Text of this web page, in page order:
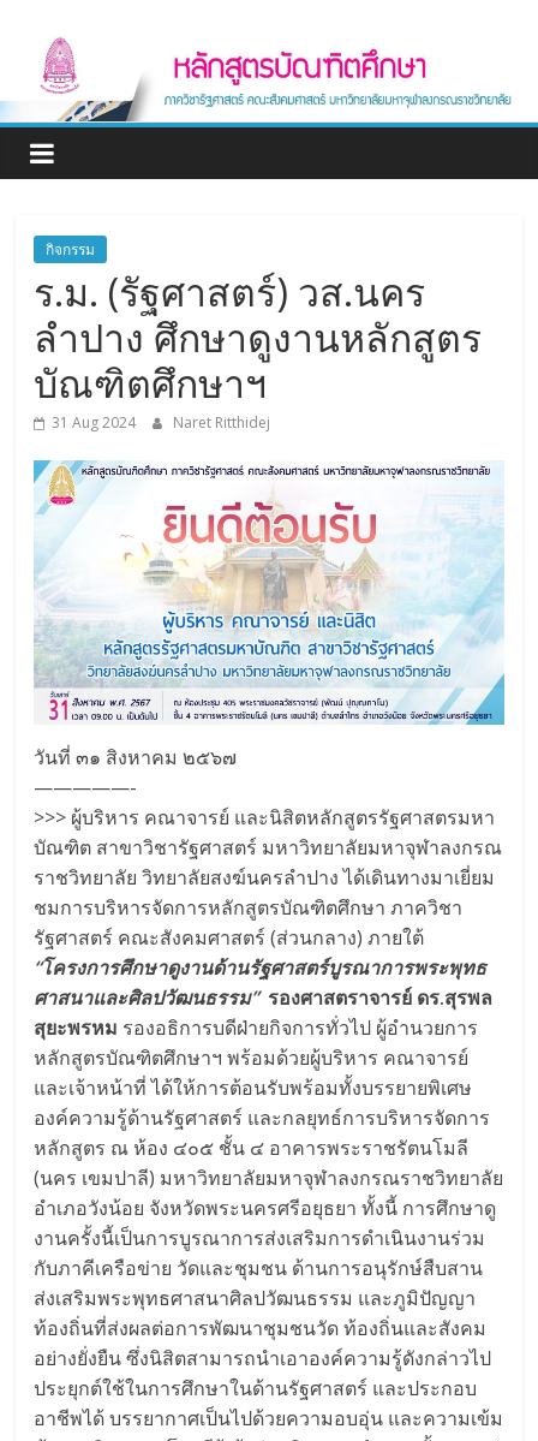
contentหลักสูตร
บัณฑิต
ศึกษา
ภาค
วิชา
รัฐศาสตร์
Graduate
Department
Political
Science
กิจกรรม
ร.ม. (รัฐศาสตร์) วส.นคร
ลำปาง ศึกษาดูงานหลักสูตร
บัณฑิตศึกษาฯ
31 Aug 2024 Naret Ritthidej
วันที่ ๓๑ สิงหาคม ๒๕๖๗
—————-
>>> ผู้บริหาร คณาจารย์ และนิสิตหลักสูตรรัฐศาสตรมหา
บัณฑิต สาขาวิชารัฐศาสตร์ มหาวิทยาลัยมหาจุฬาลงกรณ
ราชวิทยาลัย วิทยาลัยสงฆ์นครลำปาง ได้เดินทางมาเยี่ยม
ชมการบริหารจัดการหลักสูตรบัณฑิตศึกษา ภาควิชา
รัฐศาสตร์ คณะสังคมศาสตร์ (ส่วนกลาง) ภายใต้
“โครงการศึกษาดูงานด้านรัฐศาสตร์บูรณาการพระพุทธ
ศาสนาและศิลปวัฒนธรรม”รองศาสตราจารย์ ดร.สุรพล
สุยะพรหม รองอธิการบดีฝ่ายกิจการทั่วไป ผู้อำนวยการ
หลักสูตรบัณฑิตศึกษาฯ พร้อมด้วยผู้บริหาร คณาจารย์
และเจ้าหน้าที่ ได้ให้การต้อนรับพร้อมทั้งบรรยายพิเศษ
องค์ความรู้ด้านรัฐศาสตร์ และกลยุทธ์การบริหารจัดการ
หลักสูตร ณ ห้อง ๔๐๕ ชั้น ๔ อาคารพระราชรัตนโมลี
(นคร เขมปาลี) มหาวิทยาลัยมหาจุฬาลงกรณราชวิทยาลัย
อำเภอวังน้อย จังหวัดพระนครศรีอยุธยา ทั้งนี้ การศึกษาดู
งานครั้งนี้เป็นการบูรณาการส่งเสริมการดำเนินงานร่วม
กับภาคีเครือข่าย วัดและชุมชน ด้านการอนุรักษ์สืบสาน
ส่งเสริมพระพุทธศาสนาศิลปวัฒนธรรม และภูมิปัญญา
ท้องถิ่นที่ส่งผลต่อการพัฒนาชุมชนวัด ท้องถิ่นและสังคม
อย่างยั่งยืน ซึ่งนิสิตสามารถนำเอาองค์ความรู้ดังกล่าวไป
ประยุกต์ใช้ในการศึกษาในด้านรัฐศาสตร์ และประกอบ
อาชีพได้ บรรยากาศเป็นไปด้วยความอบอุ่น และความเข้ม